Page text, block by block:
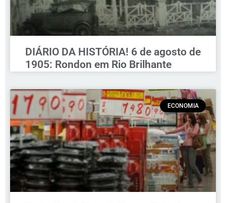
DIÁRIO DA HISTÓRIA! 6 de agosto de
1905: Rondon em Rio Brilhante
ECONOMIA